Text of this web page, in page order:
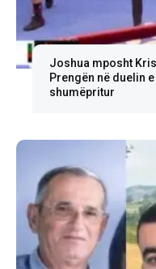
Joshua mposht
Prengën në duelin e
shumëpritur